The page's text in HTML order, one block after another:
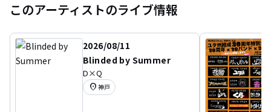
このアーティストのライブ情報
2026/08/11
Blinded by Summer
D×Q
location_on 神戸